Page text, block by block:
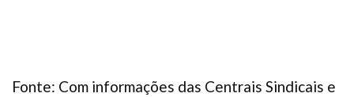
Fonte: Com informações das Centrais Sindicais e